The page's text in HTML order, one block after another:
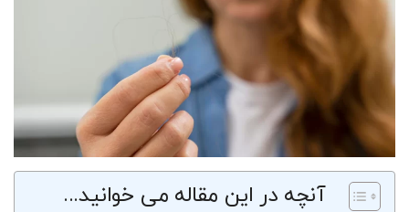
آنچه در این مقاله می خوانید...